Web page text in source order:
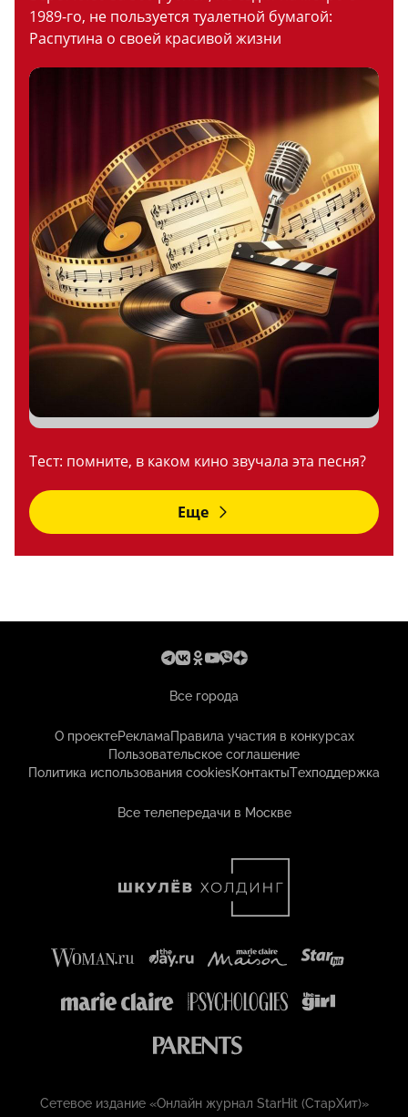
1989-го, не пользуется туалетной бумагой:
Распутина о своей красивой жизни
Тест: помните, в каком кино звучала эта песня?
Еще
Все города
О проектеРекламаПравила участия в конкурсах
Пользовательское соглашение
Политика использования cookiesКонтактыТехподдержка
Все телепередачи в Москве
Сетевое издание «Онлайн журнал StarHit (СтарХит)»